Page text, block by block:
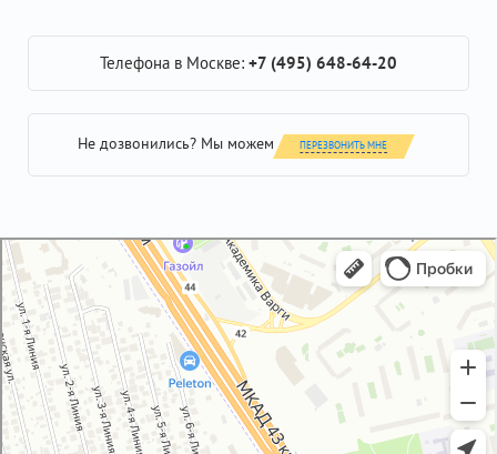
Телефона в Москве: +7 (495) 648-64-20
Не дозвонились? Мы можем ПЕРЕЗВОНИТЬ МНЕ
GM-City&VAG-Repair
Автосервис, автотехцентр в Москве
Магазин автозапчастей и автотоваров в Москве